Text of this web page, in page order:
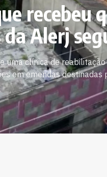
recebeu
Alerj
uma clínica de
em emendas destinadas